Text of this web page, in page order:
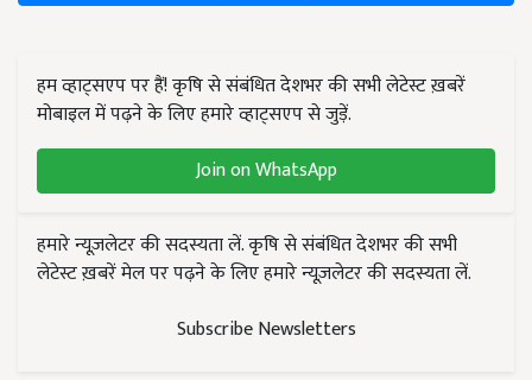
हम व्हाट्सएप पर हैं! कृषि से संबंधित देशभर की सभी लेटेस्ट ख़बरें
मोबाइल में पढ़ने के लिए हमारे व्हाट्सएप से जुड़ें.
Join on WhatsApp
हमारे न्यूज़लेटर की सदस्यता लें. कृषि से संबंधित देशभर की सभी
लेटेस्ट ख़बरें मेल पर पढ़ने के लिए हमारे न्यूज़लेटर की सदस्यता लें.
Subscribe Newsletters